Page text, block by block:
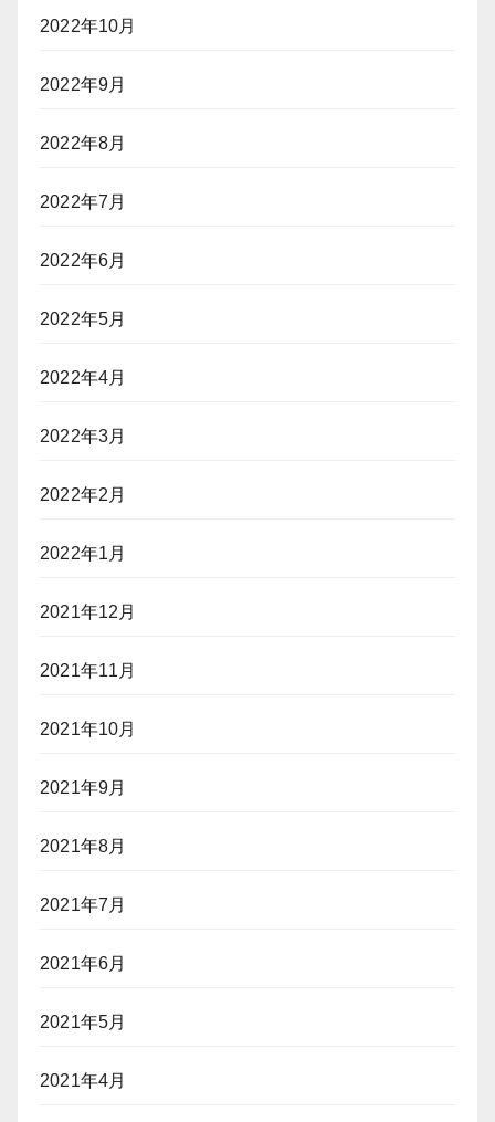
2022年10月
2022年9月
2022年8月
2022年7月
2022年6月
2022年5月
2022年4月
2022年3月
2022年2月
2022年1月
2021年12月
2021年11月
2021年10月
2021年9月
2021年8月
2021年7月
2021年6月
2021年5月
2021年4月